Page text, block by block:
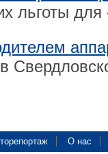
льготы для
в
О нас